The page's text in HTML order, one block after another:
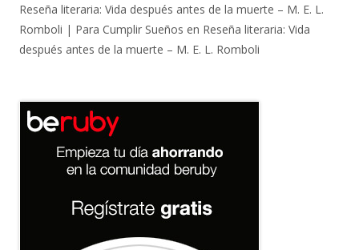
Reseña literaria: Vida después antes de la muerte – M. E. L.
Romboli | Para Cumplir Sueños en Reseña literaria: Vida
después antes de la muerte – M. E. L. Romboli